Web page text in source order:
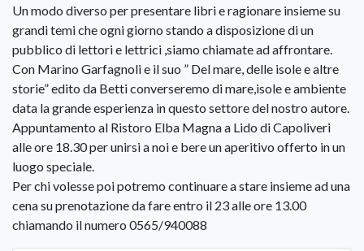
Un modo diverso per presentare libri e ragionare insieme su
grandi temi che ogni giorno stando a disposizione di un
pubblico di lettori e lettrici ,siamo chiamate ad affrontare.
Con Marino Garfagnoli e il suo ” Del mare, delle isole e altre
storie” edito da Betti converseremo di mare,isole e ambiente
data la grande esperienza in questo settore del nostro autore.
Appuntamento al Ristoro Elba Magna a Lido di Capoliveri
alle ore 18.30 per unirsi a noi e bere un aperitivo offerto in un
luogo speciale.
Per chi volesse poi potremo continuare a stare insieme ad una
cena su prenotazione da fare entro il 23 alle ore 13.00
chiamando il numero 0565/940088